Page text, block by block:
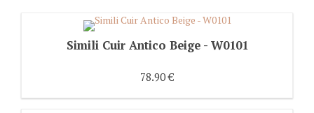
Simili Cuir Antico Beige - W0101
78.90 €